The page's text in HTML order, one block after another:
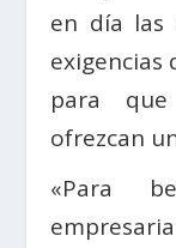
en día las
exigencias
para
ofrezcan
«Para